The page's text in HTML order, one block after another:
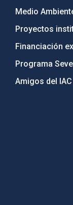
Medio
Proyectos
Financiación
Programa
Amigos del IAC